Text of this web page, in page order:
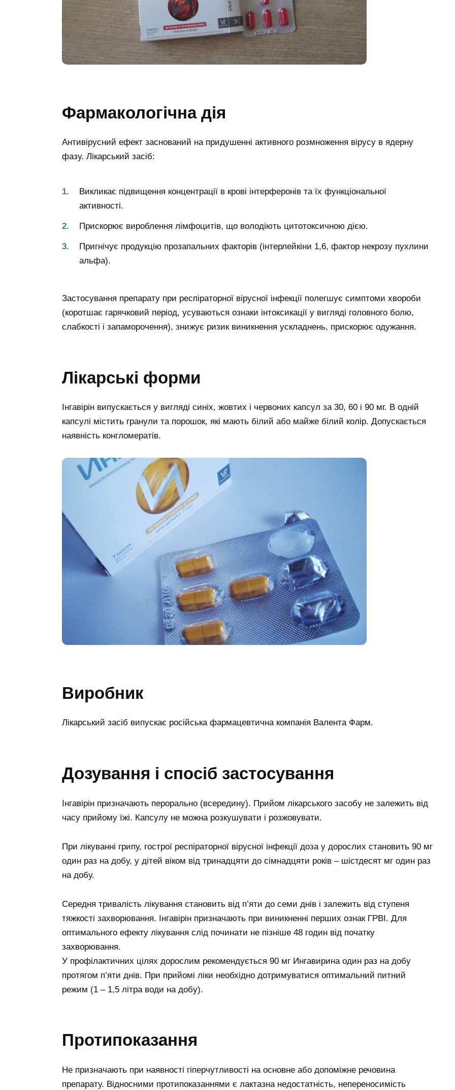
Фармакологічна дія
Антивірусний ефект заснований на придушенні активного розмноження вірусу в ядерну
фазу. Лікарський засіб:
Викликає підвищення концентрації в крові інтерферонів та їх функціональної
активності.
Прискорює вироблення лімфоцитів, що володіють цитотоксичною дією.
Пригнічує продукцію прозапальних факторів (інтерлейкіни 1,6, фактор некрозу пухлини
альфа).
Застосування препарату при респіраторної вірусної інфекції полегшує симптоми хвороби
(коротшає гарячковий період, усуваються ознаки інтоксикації у вигляді головного болю,
слабкості і запаморочення), знижує ризик виникнення ускладнень, прискорює одужання.
Лікарські форми
Інгавірін випускається у вигляді синіх, жовтих і червоних капсул за 30, 60 і 90 мг. В одній
капсулі містить гранули та порошок, які мають білий або майже білий колір. Допускається
наявність конгломератів.
Виробник
Лікарський засіб випускає російська фармацевтична компанія Валента Фарм.
Дозування і спосіб застосування
Інгавірін призначають перорально (всередину). Прийом лікарського засобу не залежить від
часу прийому їжі. Капсулу не можна розкушувати і розжовувати.
При лікуванні грипу, гострої респіраторної вірусної інфекції доза у дорослих становить 90 мг
один раз на добу, у дітей віком від тринадцяти до сімнадцяти років – шістдесят мг один раз
на добу.
Середня тривалість лікування становить від п’яти до семи днів і залежить від ступеня
тяжкості захворювання. Інгавірін призначають при виникненні перших ознак ГРВІ. Для
оптимального ефекту лікування слід починати не пізніше 48 годин від початку
захворювання.
У профілактичних цілях дорослим рекомендується 90 мг Ингавирина один раз на добу
протягом п’яти днів. При прийомі ліки необхідно дотримуватися оптимальний питний
режим (1 – 1,5 літра води на добу).
Протипоказання
Не призначають при наявності гіперчутливості на основне або допоміжне речовина
препарату. Відносними протипоказаннями є лактазна недостатність, непереносимість